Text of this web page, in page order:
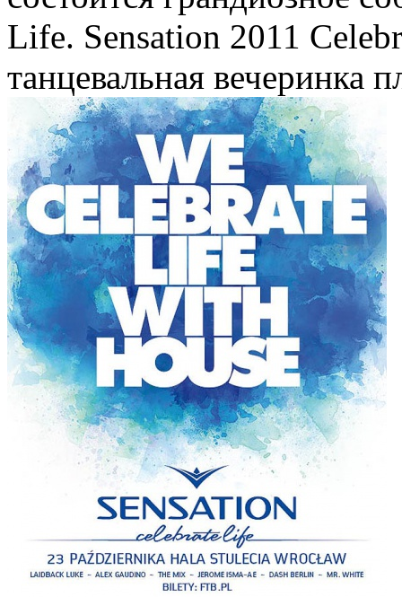
Life. Sensation 2011
танцевальная вечеринка